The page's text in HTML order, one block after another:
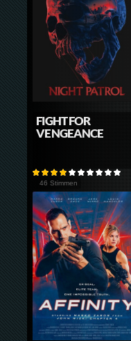
FIGHT FOR
VENGEANCE
46 Stimmen